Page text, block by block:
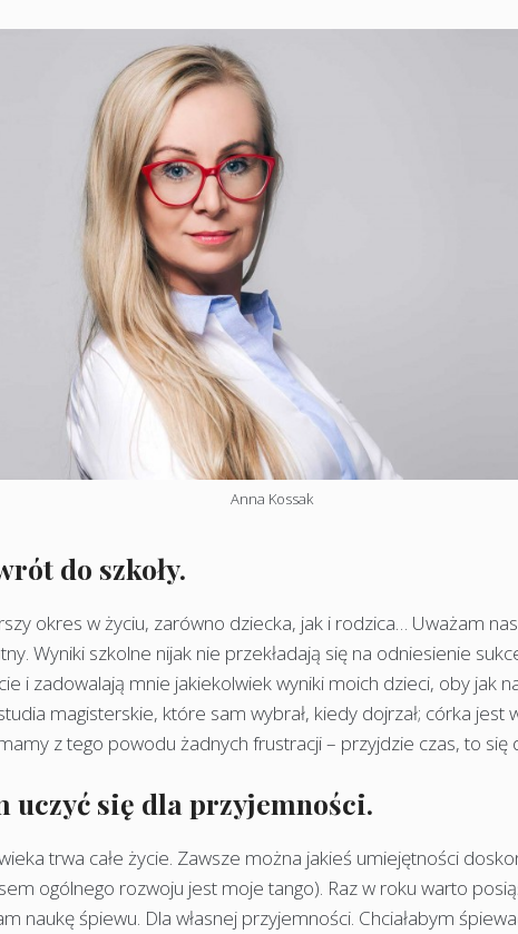
Anna Kossak
do szkoły.
okres w życiu, zarówno dziecka, jak i rodzica… Uważam
Wyniki szkolne nijak nie przekładają się na odniesienie
i zadowalają mnie jakiekolwiek wyniki moich dzieci, oby jak
magisterskie, które sam wybrał, kiedy dojrzał; córka jest
z tego powodu żadnych frustracji – przyjdzie czas, to się
uczyć się dla przyjemności.
trwa całe życie. Zawsze można jakieś umiejętności
ogólnego rozwoju jest moje tango). Raz w roku warto
naukę śpiewu. Dla własnej przyjemności. Chciałabym